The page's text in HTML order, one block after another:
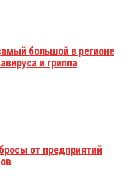
большой в регионе
и гриппа
от предприятий